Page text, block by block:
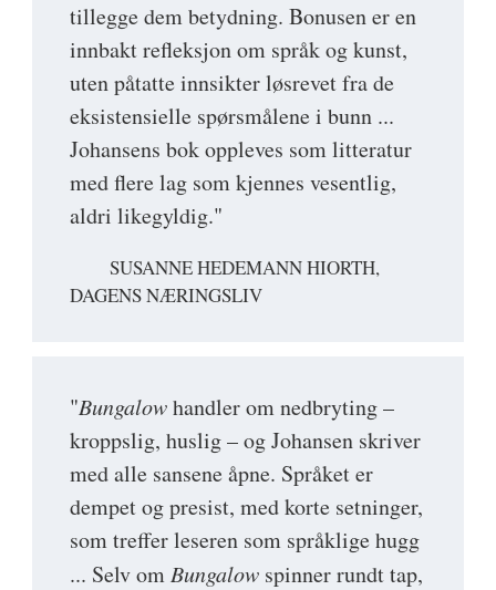
tillegge dem betydning. Bonusen er en
innbakt refleksjon om språk og kunst,
uten påtatte innsikter løsrevet fra de
eksistensielle spørsmålene i bunn ...
Johansens bok oppleves som litteratur
med flere lag som kjennes vesentlig,
aldri likegyldig."
SUSANNE HEDEMANN HIORTH,
DAGENS NÆRINGSLIV
"Bungalowhandler om nedbryting –
kroppslig, huslig – og Johansen skriver
med alle sansene åpne. Språket er
dempet og presist, med korte setninger,
som treffer leseren som språklige hugg
... Selv om Bungalow spinner rundt tap,